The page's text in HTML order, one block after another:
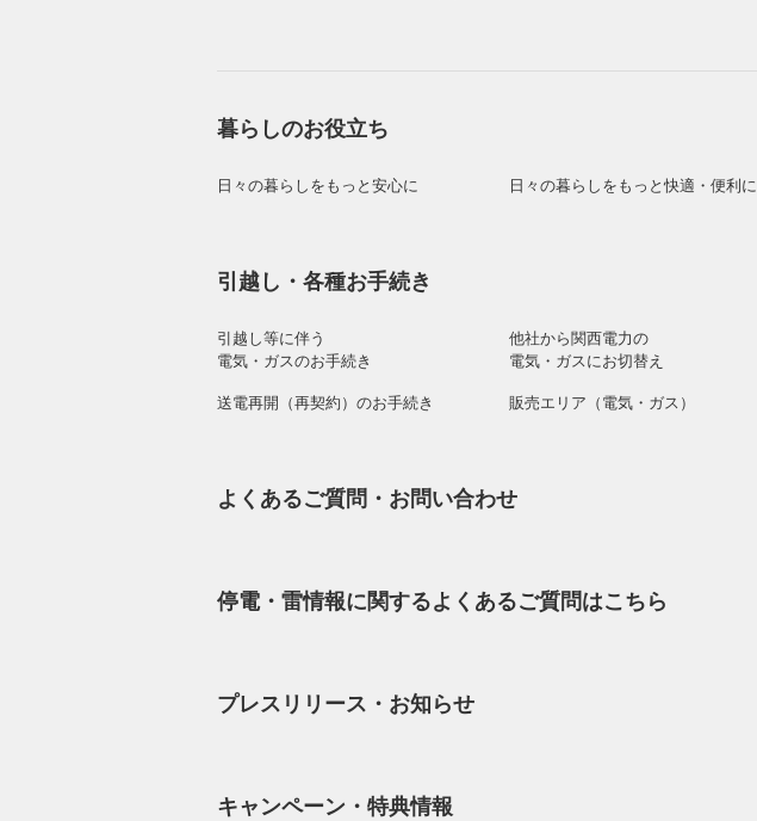
暮らしのお役立ち
日々の暮らしをもっと安心に 日々の暮らしをもっと快適・便利に
引越し・各種お手続き
引越し等に伴う
電気・ガスのお手続き
他社から関西電力の
電気・ガスにお切替え
送電再開（再契約）のお手続き 販売エリア（電気・ガス）
よくあるご質問・お問い合わせ
停電・雷情報に関するよくあるご質問はこちら
プレスリリース・お知らせ
キャンペーン・特典情報